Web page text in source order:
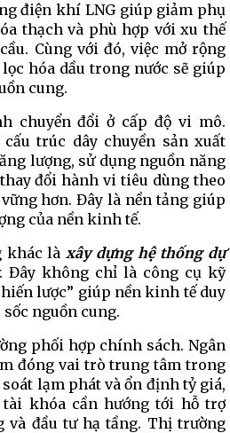
điện khí LNG giúp giảm phụ
thạch và phù hợp với xu thế
Cùng với đó, việc mở rộng
hóa dầu trong nước sẽ giúp
cung.
chuyển đổi ở cấp độ vi mô.
trúc dây chuyền sản xuất
lượng, sử dụng nguồn năng
đổi hành vi tiêu dùng theo
hơn. Đây là nền tảng giúp
của nền kinh tế.
khác làxây dựng hệ thống dự
. Đây không chỉ là công cụ kỹ
lược” giúp nền kinh tế duy
nguồn cung.
phối hợp chính sách. Ngân
đóng vai trò trung tâm trong
lạm phát và ổn định tỷ giá,
khóa cần hướng tới hỗ trợ
và đầu tư hạ tầng. Thị trường